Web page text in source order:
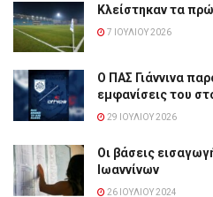
Κλείστηκαν τα
7 ΙΟΥΛΊΟΥ 2026
Ο ΠΑΣ Γιάννινα
εμφανίσεις του
29 ΙΟΥΛΊΟΥ 2026
Οι βάσεις
Ιωαννίνων
26 ΙΟΥΛΊΟΥ 2024